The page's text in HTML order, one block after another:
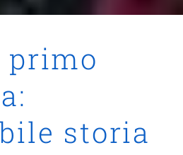
storia